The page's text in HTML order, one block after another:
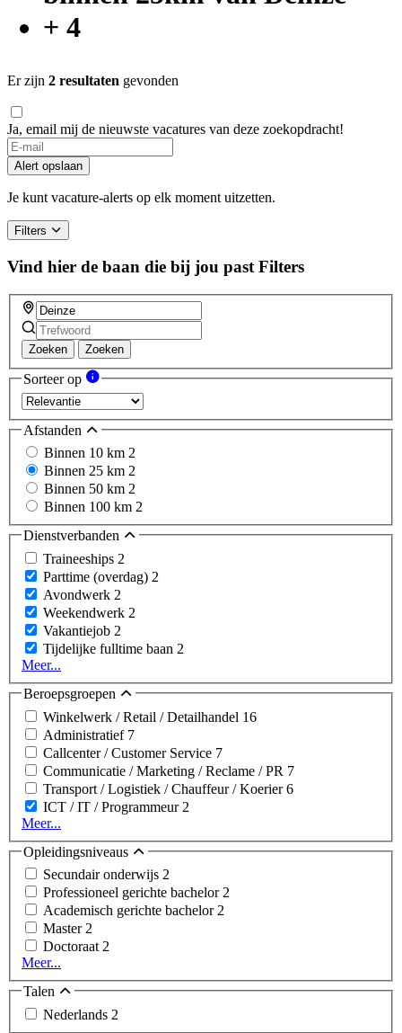
+ 4
Er zijn 2 resultaten gevonden
Ja, email mij de nieuwste vacatures van deze zoekopdracht!
If
you
are
a
ignore
this
field
Alert opslaan
Je kunt vacature-alerts op elk moment uitzetten.
Filters
Vind hier de baan die bij jou past Filters
Zoeken Zoeken
Sorteer op
Afstanden
Binnen 10 km 2
Binnen 25 km 2
Binnen 50 km 2
Binnen 100 km 2
Dienstverbanden
Traineeships 2
Parttime (overdag) 2
Avondwerk 2
Weekendwerk 2
Vakantiejob 2
Tijdelijke fulltime baan 2
Meer...
Beroepsgroepen
Winkelwerk / Retail / Detailhandel 16
Administratief 7
Callcenter / Customer Service 7
Communicatie / Marketing / Reclame / PR 7
Transport / Logistiek / Chauffeur / Koerier6
ICT / IT / Programmeur 2
Meer...
Opleidingsniveaus
Secundair onderwijs 2
Professioneel gerichte bachelor 2
Academisch gerichte bachelor 2
Master 2
Doctoraat 2
Meer...
Talen
Nederlands 2